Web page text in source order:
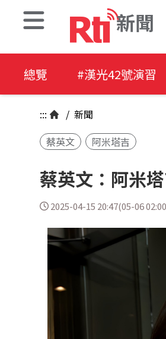
新聞
總覽 #漢光42號演習
::: / 新聞
蔡英文
阿米塔吉
蔡英文：阿米
2025-04-15 20:47(05-06